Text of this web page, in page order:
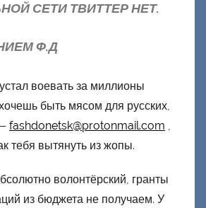
СЕТИ ТВИТТЕР НЕТ.
Ф.Д
воевать за миллионы
быть мясом для русских,
fashdonetsk@protonmail.com
тебя вытянуть из жопы.
волонтёрский, гранты
из бюджета не получаем. У